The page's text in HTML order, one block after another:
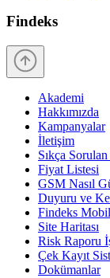
Findeks
Akademi
Hakkımızda
Kampanyalar
İletişim
Sıkça
Fiyat Listesi
GSM Nasıl
Duyuru ve
Findeks Mobil
Site Haritası
Risk Raporu
Çek Kayıt
Dokümanlar